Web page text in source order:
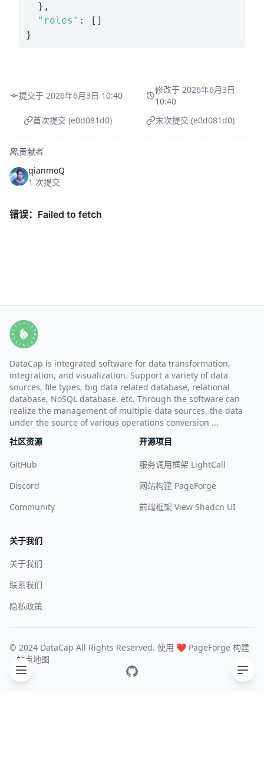
} ,
"roles" : [ ]
}
提交于 2026年6月3日 10:40
修改于 2026年6月3日
10:40
首次提交 (e0d081d0)
末次提交 (e0d081d0)
贡献者
qianmoQ
1 次提交
DataCap is integrated software for data transformation,
integration, and visualization. Support a variety of data
sources, file types, big data related database, relational
database, NoSQL database, etc. Through the software can
realize the management of multiple data sources, the data
under the source of various operations conversion ...
社区资源
GitHub
Discord
Community
开源项目
服务调用框架 LightCall
网站构建 PageForge
前端框架 View Shadcn UI
关于我们
关于我们
联系我们
隐私政策
© 2024 DataCap All Rights Reserved. 使用 ❤️ PageForge 构建
站点地图